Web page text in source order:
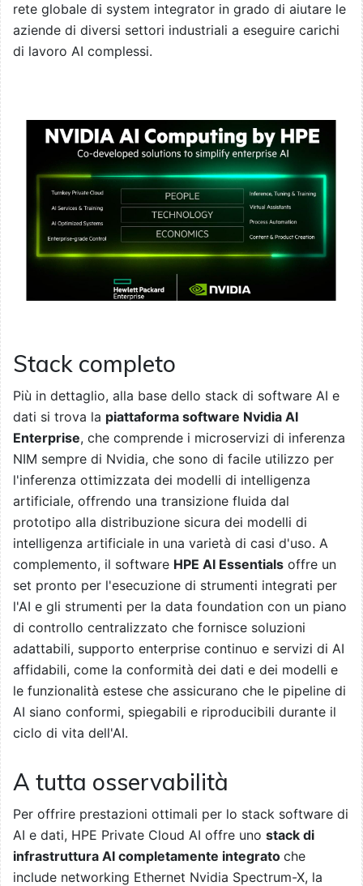
rete globale di system integrator in grado di aiutare le
aziende di diversi settori industriali a eseguire carichi
di lavoro AI complessi.
Stack completo
Più in dettaglio, alla base dello stack di software AI e
dati si trova la piattaforma software Nvidia AI
Enterprise, che comprende i microservizi di inferenza
NIM sempre di Nvidia, che sono di facile utilizzo per
l'inferenza ottimizzata dei modelli di intelligenza
artificiale, offrendo una transizione fluida dal
prototipo alla distribuzione sicura dei modelli di
intelligenza artificiale in una varietà di casi d'uso. A
complemento, il software HPE AI Essentials offre un
set pronto per l'esecuzione di strumenti integrati per
l'AI e gli strumenti per la data foundation con un piano
di controllo centralizzato che fornisce soluzioni
adattabili, supporto enterprise continuo e servizi di AI
affidabili, come la conformità dei dati e dei modelli e
le funzionalità estese che assicurano che le pipeline di
AI siano conformi, spiegabili e riproducibili durante il
ciclo di vita dell'AI.
A tutta osservabilità
Per offrire prestazioni ottimali per lo stack software di
AI e dati, HPE Private Cloud AI offre uno stack di
infrastruttura AI completamente integrato che
include networking Ethernet Nvidia Spectrum-X, la